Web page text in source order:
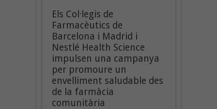
Els Col·legis de
Farmacèutics de
Barcelona i Madrid i
Nestlé Health Science
impulsen una campanya
per promoure un
envelliment saludable des
de la farmàcia
comunitària